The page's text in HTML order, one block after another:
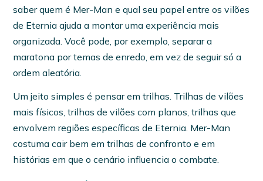
saber quem é Mer-Man e qual seu papel entre os vilões
de Eternia ajuda a montar uma experiência mais
organizada. Você pode, por exemplo, separar a
maratona por temas de enredo, em vez de seguir só a
ordem aleatória.
Um jeito simples é pensar em trilhas. Trilhas de vilões
mais físicos, trilhas de vilões com planos, trilhas que
envolvem regiões específicas de Eternia. Mer-Man
costuma cair bem em trilhas de confronto e em
histórias em que o cenário influencia o combate.